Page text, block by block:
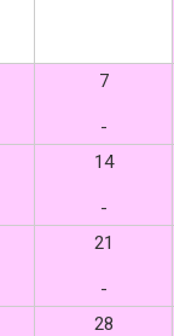
7
-
14
-
21
-
28